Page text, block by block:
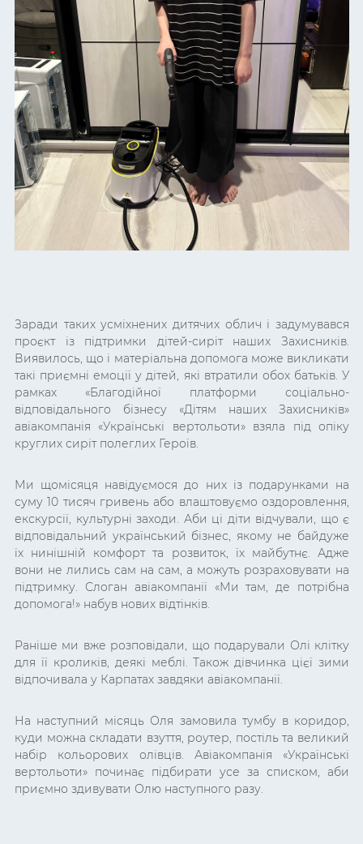
Заради таких усміхнених дитячих облич і задумувався
проєкт із підтримки дітей-сиріт наших Захисників.
Виявилось, що і матеріальна допомога може викликати
такі приємні емоції у дітей, які втратили обох батьків. У
рамках «Благодійної платформи соціально-
відповідального бізнесу
«Дітям наших Захисників»
авіакомпанія «Українські вертольоти» взяла під опіку
круглих сиріт полеглих Героїв.
Ми щомісяця навідуємося до них із подарунками на
суму 10 тисяч гривень або влаштовуємо оздоровлення,
екскурсії, культурні заходи. Аби ці діти відчували, що є
відповідальний український бізнес, якому не байдуже
їх нинішній комфорт та розвиток, їх майбутнє. Адже
вони не лились сам на сам, а можуть розраховувати на
підтримку. Слоган авіакомпанії «Ми там, де потрібна
допомога!» набув нових відтінків.
Раніше ми вже розповідали, що подарували Олі клітку
для її кроликів, деякі меблі. Також дівчинка цієї зими
відпочивала у Карпатах завдяки авіакомпанії.
На наступний місяць Оля замовила тумбу в коридор,
куди можна складати взуття, роутер, постіль та великий
набір кольорових олівців. Авіакомпанія «Українські
вертольоти» починає підбирати усе за списком, аби
приємно здивувати Олю наступного разу.